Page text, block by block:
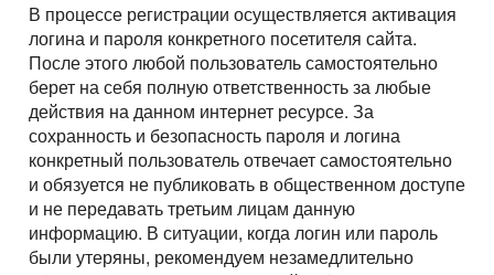
В процессе регистрации осуществляется активация
логина и пароля конкретного посетителя сайта.
После этого любой пользователь самостоятельно
берет на себя полную ответственность за любые
действия на данном интернет ресурсе. За
сохранность и безопасность пароля и логина
конкретный пользователь отвечает самостоятельно
и обязуется не публиковать в общественном доступе
и не передавать третьим лицам данную
информацию. В ситуации, когда логин или пароль
были утеряны, рекомендуем незамедлительно